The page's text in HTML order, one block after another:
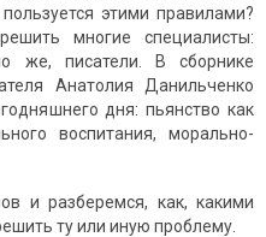
этими правилами?
многие специалисты:
же, писатели. В сборнике
Анатолия Данильченко
дня: пьянство как
воспитания, морально-
и разберемся, как, какими
ту или иную проблему.